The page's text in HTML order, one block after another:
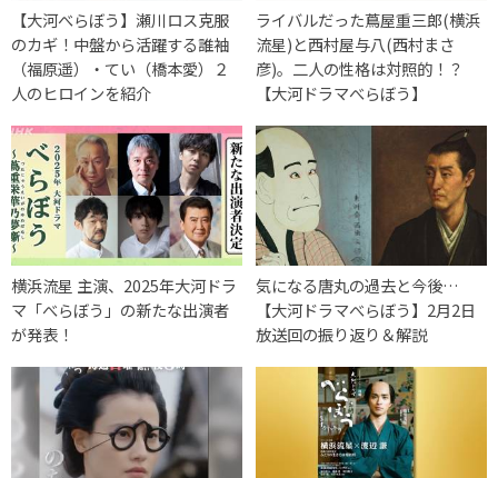
【大河べらぼう】瀬川ロス克服
のカギ！中盤から活躍する誰袖
（福原遥）・てい（橋本愛）２
人のヒロインを紹介
ライバルだった蔦屋重三郎(横浜
流星)と西村屋与八(西村まさ
彦)。二人の性格は対照的！？
【大河ドラマべらぼう】
横浜流星 主演、2025年大河ドラ
マ「べらぼう」の新たな出演者
が発表！
気になる唐丸の過去と今後…
【大河ドラマべらぼう】2月2日
放送回の振り返り＆解説